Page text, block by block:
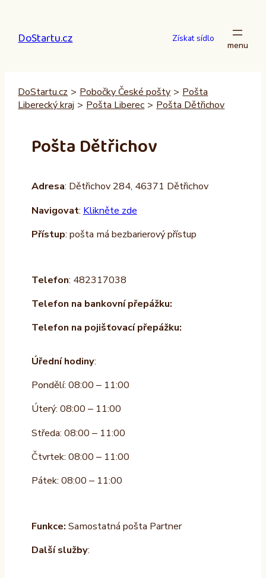
obsah
DoStartu.cz Získat sídlo
DoStartu.cz > Pobočky České pošty > Pošta
Liberecký kraj > Pošta Liberec > Pošta Dětřichov
Pošta Dětřichov
Adresa: Dětřichov 284, 46371 Dětřichov
Navigovat: Klikněte zde
Přístup: pošta má bezbarierový přístup
Telefon: 482317038
Telefon na bankovní přepážku:
Telefon na pojišťovací přepážku:
Úřední hodiny:
Pondělí: 08:00 – 11:00
Úterý: 08:00 – 11:00
Středa: 08:00 – 11:00
Čtvrtek: 08:00 – 11:00
Pátek: 08:00 – 11:00
Funkce: Samostatná pošta Partner
Další služby: